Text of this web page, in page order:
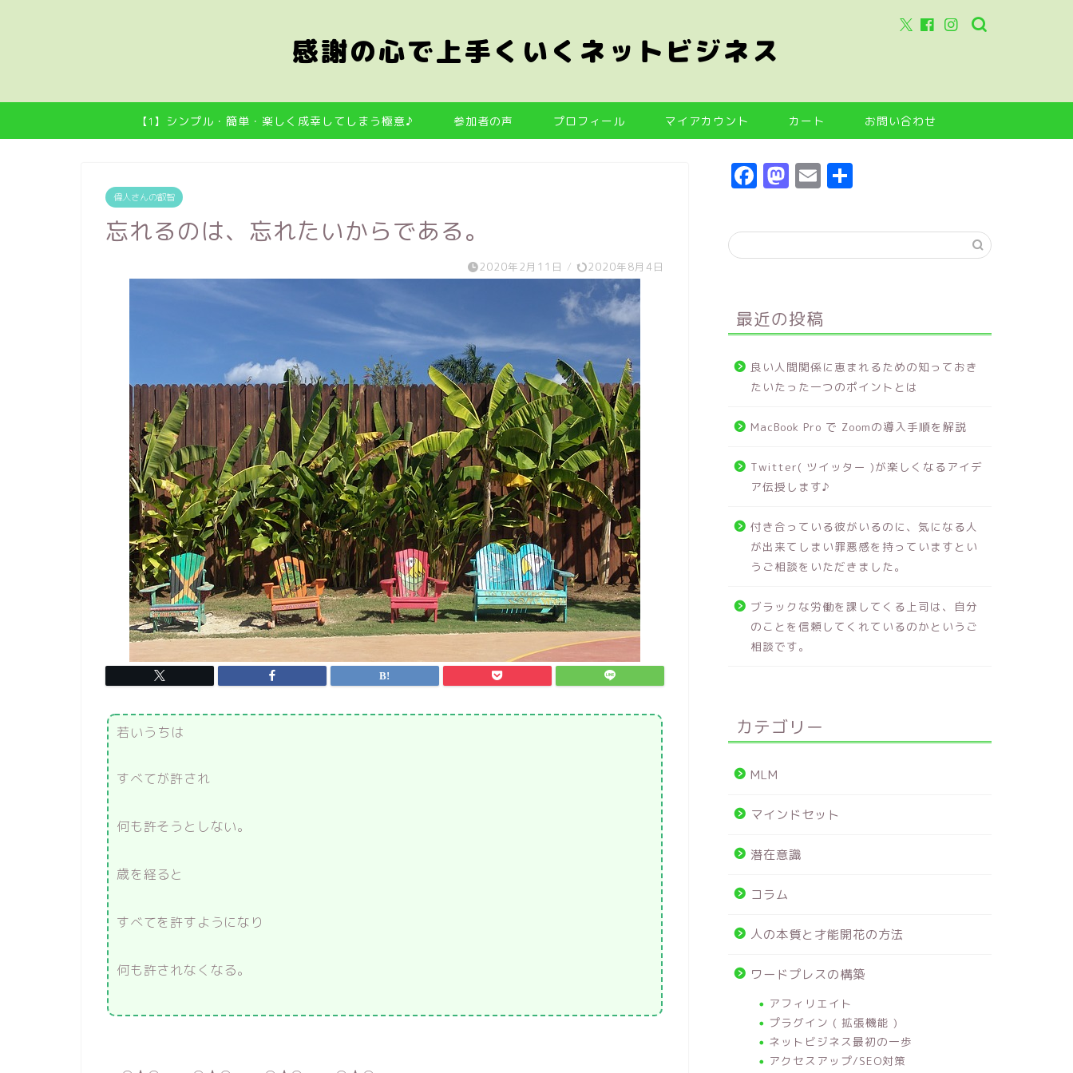
感謝の心で上手くいくネットビジネス
【1】シンプル・簡単・楽しく成幸してしまう極意♪ 参加者の声 プロフィール マイアカウント カート お問い合わせ
偉人さんの叡智
忘れるのは、忘れたいからである。
2020年2月11日 / 2020年8月4日
若いうちは
すべてが許され
何も許そうとしない。
歳を経ると
すべてを許すようになり
何も許されなくなる。
F
c
e
o
o
k
M
s
t
d
o
n
E
ai
l
共
最近の投稿
良い人間関係に恵まれるための知っておき
たいたった一つのポイントとは
MacBook Pro で Zoomの導入手順を解説
Twitter( ツイッター )が楽しくなるアイデ
ア伝授します♪
付き合っている彼がいるのに、気になる人
が出来てしまい罪悪感を持っていますとい
うご相談をいただきました。
ブラックな労働を課してくる上司は、自分
のことを信頼してくれているのかというご
相談です。
カテゴリー
MLM
マインドセット
潜在意識
コラム
人の本質と才能開花の方法
ワードプレスの構築
アフィリエイト
プラグイン ( 拡張機能 )
ネットビジネス最初の一歩
アクセスアップ/SEO対策